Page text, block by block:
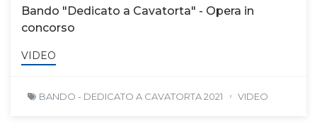
Bando "Dedicato a Cavatorta" - Opera in
concorso
VIDEO
BANDO - DEDICATO A CAVATORTA 2021 VIDEO